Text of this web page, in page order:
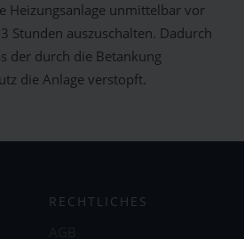
Heizungsanlage unmittelbar vor
Stunden auszuschalten. Dadurch
der durch die Betankung
die Anlage verstopft.
RECHTLICHES